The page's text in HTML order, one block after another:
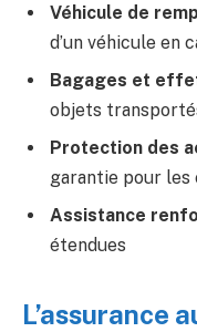
Véhicule de
d’un véhicule en
Bagages et
objets
Protection des
garantie pour les
Assistance
étendues
L’assurance